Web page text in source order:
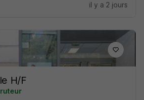
il y a 2 jours
H/F